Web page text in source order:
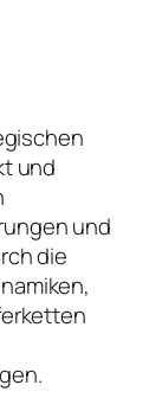
und
und
die